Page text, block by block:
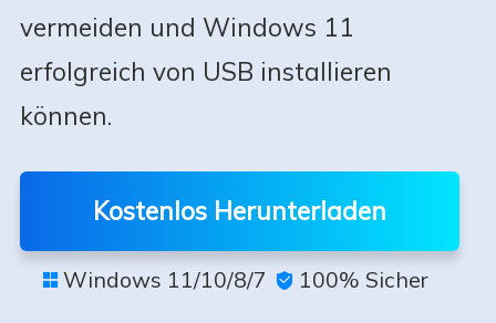
vermeiden und Windows 11
erfolgreich von USB installieren
können.
Kostenlos Herunterladen
 Windows 11/10/8/7  100% Sicher